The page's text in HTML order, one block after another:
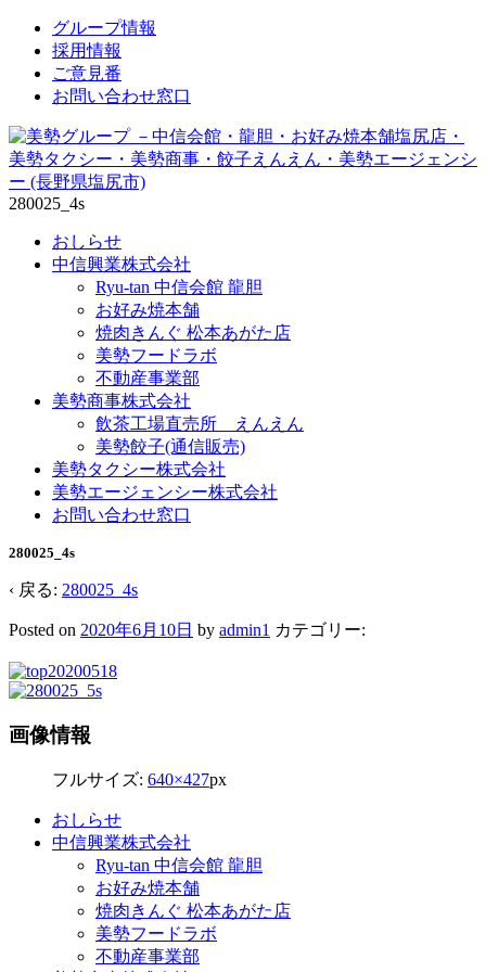
ン
テ
ン
ツ
グループ情報
採用情報
ご意見番
お問い合わせ窓口
280025_4s
おしらせ
中信興業株式会社
Ryu-tan 中信会館 龍胆
お好み焼本舗
焼肉きんぐ 松本あがた店
美勢フードラボ
不動産事業部
美勢商事株式会社
飲茶工場直売所 えんえん
美勢餃子(通信販売)
美勢タクシー株式会社
美勢エージェンシー株式会社
お問い合わせ窓口
280025_4s
‹ 戻る: 280025_4s
Posted on 2020年6月10日 by admin1 カテゴリー:
画像情報
フルサイズ: 640×427px
おしらせ
中信興業株式会社
Ryu-tan 中信会館 龍胆
お好み焼本舗
焼肉きんぐ 松本あがた店
美勢フードラボ
不動産事業部